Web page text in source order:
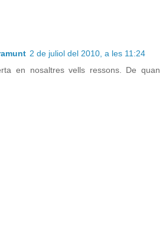
2 de juliol del 2010, a les 11:24
en nosaltres vells ressons. De quan